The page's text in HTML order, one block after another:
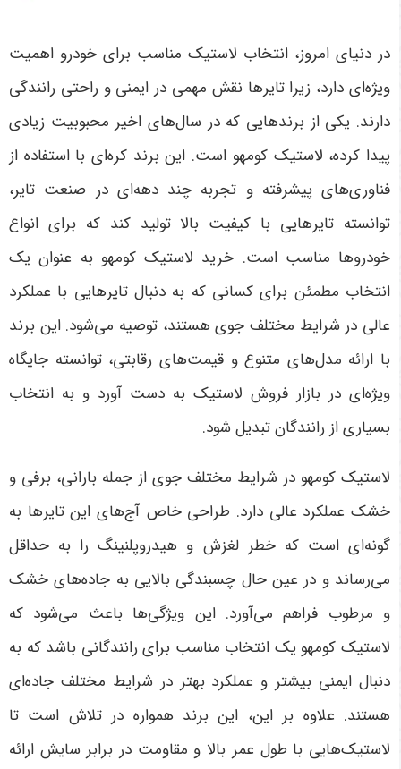
در دنیای امروز، انتخاب لاستیک مناسب برای خودرو اهمیت
ویژه‌ای دارد، زیرا تایرها نقش مهمی در ایمنی و راحتی رانندگی
دارند. یکی از برندهایی که در سال‌های اخیر محبوبیت زیادی
پیدا کرده، لاستیک کومهو است. این برند کره‌ای با استفاده از
فناوری‌های پیشرفته و تجربه چند دهه‌ای در صنعت تایر،
توانسته تایرهایی با کیفیت بالا تولید کند که برای انواع
خودروها مناسب است. خرید لاستیک کومهو به عنوان یک
انتخاب مطمئن برای کسانی که به دنبال تایرهایی با عملکرد
عالی در شرایط مختلف جوی هستند، توصیه می‌شود. این برند
با ارائه مدل‌های متنوع و قیمت‌های رقابتی، توانسته جایگاه
ویژه‌ای در بازار فروش لاستیک به دست آورد و به انتخاب
بسیاری از رانندگان تبدیل شود.
لاستیک کومهو در شرایط مختلف جوی از جمله بارانی، برفی و
خشک عملکرد عالی دارد. طراحی خاص آج‌های این تایرها به
گونه‌ای است که خطر لغزش و هیدروپلنینگ را به حداقل
می‌رساند و در عین حال چسبندگی بالایی به جاده‌های خشک
و مرطوب فراهم می‌آورد. این ویژگی‌ها باعث می‌شود که
لاستیک کومهو یک انتخاب مناسب برای رانندگانی باشد که به
دنبال ایمنی بیشتر و عملکرد بهتر در شرایط مختلف جاده‌ای
هستند. علاوه بر این، این برند همواره در تلاش است تا
لاستیک‌هایی با طول عمر بالا و مقاومت در برابر سایش ارائه